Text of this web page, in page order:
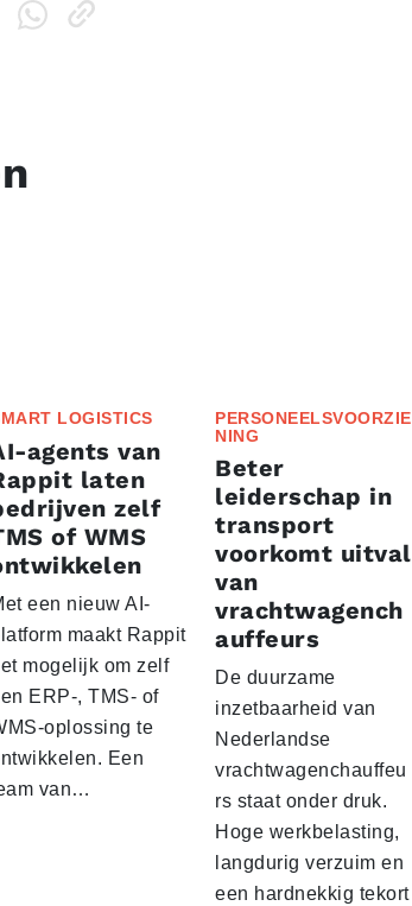
LOGISTICS
agents van
laten
zelf
of WMS
een nieuw AI-
maakt Rappit
mogelijk om zelf
ERP-, TMS- of
oplossing te
Een
van…
PERSONEELSVOORZIE
NING
Beter
leiderschap in
transport
voorkomt uitval
van
vrachtwagench
auffeurs
De duurzame
inzetbaarheid van
Nederlandse
vrachtwagenchauffeu
rs staat onder druk.
Hoge werkbelasting,
langdurig verzuim en
een hardnekkig tekort